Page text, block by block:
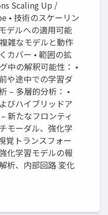
Scaling Up /
• 技術のスケーリン
デルへの適用可能
雑なモデルと動作
カバー • 範囲の拡
中の解釈可能性： •
や途中での学習ダ
– 多層的分析： •
びハイブリッドア
新たなフロンティ
モーダル、強化学
覚トランスフォー
化学習モデルの報
析、内部回路 変化